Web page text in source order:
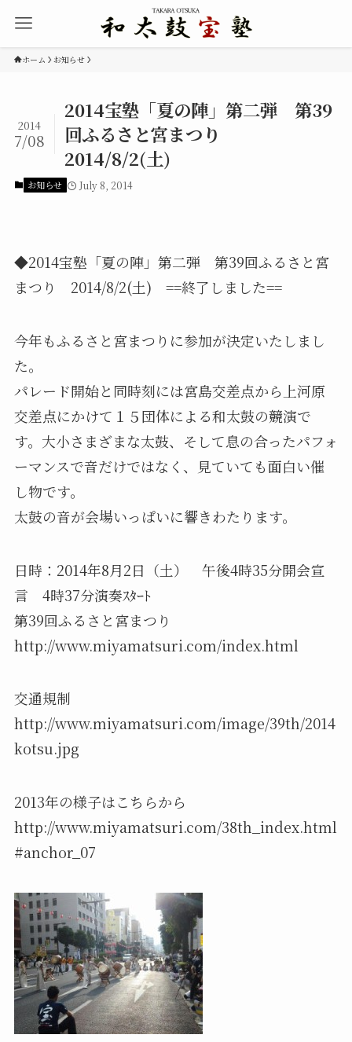
ホーム お知らせ
2014宝塾「夏の陣」第二弾 第39
回ふるさと宮まつり
2014/8/2(土)
2014
7/08
お知らせ July 8, 2014
◆2014宝塾「夏の陣」第二弾 第39回ふるさと宮
まつり 2014/8/2(土) ==終了しました==
今年もふるさと宮まつりに参加が決定いたしまし
た。
パレード開始と同時刻には宮島交差点から上河原
交差点にかけて１５団体による和太鼓の競演で
す。大小さまざまな太鼓、そして息の合ったパフォ
ーマンスで音だけではなく、見ていても面白い催
し物です。
太鼓の音が会場いっぱいに響きわたります。
日時：2014年8月2日（土） 午後4時35分開会宣
言 4時37分演奏ｽﾀｰﾄ
第39回ふるさと宮まつり
http://www.miyamatsuri.com/index.html
交通規制
http://www.miyamatsuri.com/image/39th/2014
kotsu.jpg
2013年の様子はこちらから
http://www.miyamatsuri.com/38th_index.html
#anchor_07